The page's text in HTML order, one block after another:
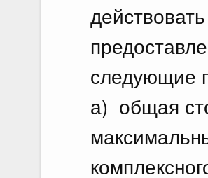
следующие
а) общая